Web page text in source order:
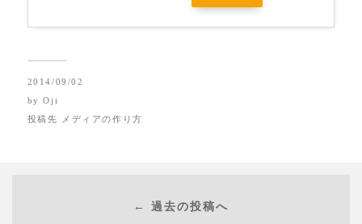
2014/09/02
byOji
投稿先
メディアの作り方
← 過去の投稿へ